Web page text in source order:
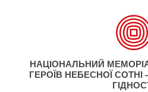
НАЦІОНАЛЬНИЙ
ГЕРОЇВ НЕБЕСНОЇ СОТНІ